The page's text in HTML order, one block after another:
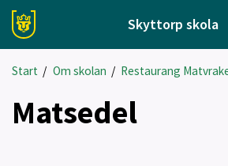
Skyttorp skola
Start / Om skolan / Restaurang
Matsedel